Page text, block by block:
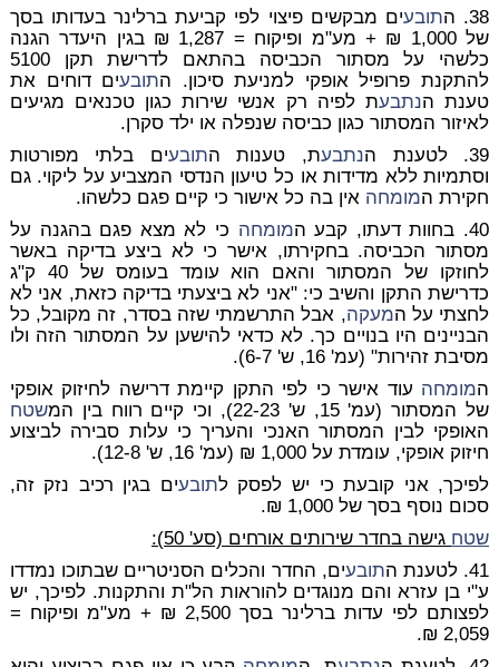
38. ה
תובעים מבקשים פיצוי לפי קביעת ברלינר בעדותו בסך
של 1,000 ₪ + מע"מ ופיקוח = 1,287 ₪ בגין היעדר הגנה
כלשהי על מסתור הכביסה בהתאם לדרישת תקן 5100
להתקנת פרופיל אופקי למניעת סיכון. התובעים דוחים את
טענת הנתבעת לפיה רק אנשי שירות כגון טכנאים מגיעים
לאיזור המסתור כגון כביסה שנפלה או ילד סקרן.
39. לטענת ה
נתבעת, טענות התובעים בלתי מפורטות
וסתמיות ללא מדידות או כל טיעון הנדסי המצביע על ליקוי. גם
חקירת המומחה אין בה כל אישור כי קיים פגם כלשהו.
40. בחוות דעתו, קבע ה
מומחה כי לא מצא פגם בהגנה על
מסתור הכביסה. בחקירתו, אישר כי לא ביצע בדיקה באשר
לחוזקו של המסתור והאם הוא עומד בעומס של 40 ק"ג
כדרישת התקן והשיב כי: "אני לא ביצעתי בדיקה כזאת, אני לא
לחצתי על המעקה, אבל התרשמתי שזה בסדר, זה מקובל, כל
הבניינים היו בנויים כך. לא כדאי להישען על המסתור הזה ולו
מסיבת זהירות" (עמ' 16, ש' 6-7).
המומחה עוד אישר כי לפי התקן קיימת דרישה לחיזוק אופקי
של המסתור (עמ' 15, ש' 22-23), וכי קיים רווח בין המ
שטח
האופקי לבין המסתור האנכי והעריך כי עלות סבירה לביצוע
חיזוק אופקי, עומדת על 1,000 ₪ (עמ' 16, ש' 12-8).
לפיכך, אני קובעת כי יש לפסק לתובעים בגין רכיב נזק זה,
סכום נוסף בסך של 1,000 ₪.
שטח גישה בחדר שירותים אורחים (סע' 50):
41. לטענת ה
תובעים, החדר והכלים הסניטריים שבתוכו נמדדו
ע"י בן עזרא והם מנוגדים להוראות הל"ת והתקנות. לפיכך, יש
לפצותם לפי עדות ברלינר בסך 2,500 ₪ + מע"מ ופיקוח =
2,059 ₪.